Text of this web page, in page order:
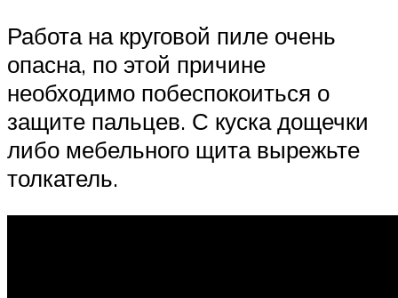
Работа на круговой пиле очень
опасна, по этой причине
необходимо побеспокоиться о
защите пальцев. С куска дощечки
либо мебельного щита вырежьте
толкатель.